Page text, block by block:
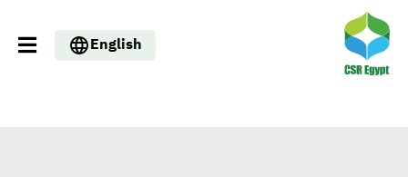
English